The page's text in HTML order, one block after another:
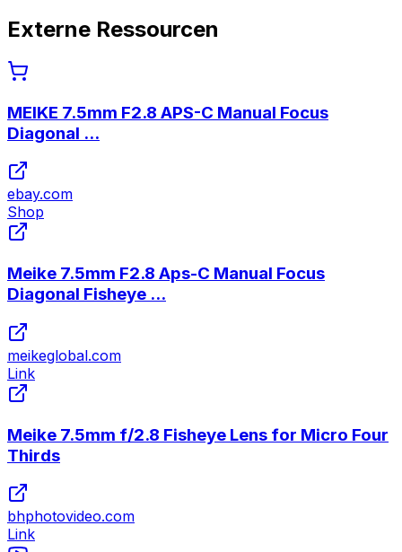
Externe Ressourcen
MEIKE 7.5mm F2.8 APS-C Manual Focus
Diagonal ...
ebay.com
Shop
Meike 7.5mm F2.8 Aps-C Manual Focus
Diagonal Fisheye ...
meikeglobal.com
Link
Meike 7.5mm f/2.8 Fisheye Lens for Micro Four
Thirds
bhphotovideo.com
Link